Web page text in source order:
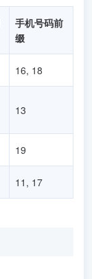
手机号码前
缀
16, 18
13
19
11, 17